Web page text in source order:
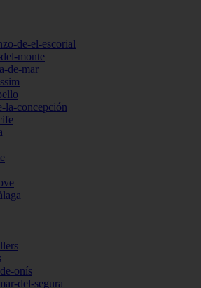
de-el-escorial
monte
de-mar
la-concepción
onís
del-segura